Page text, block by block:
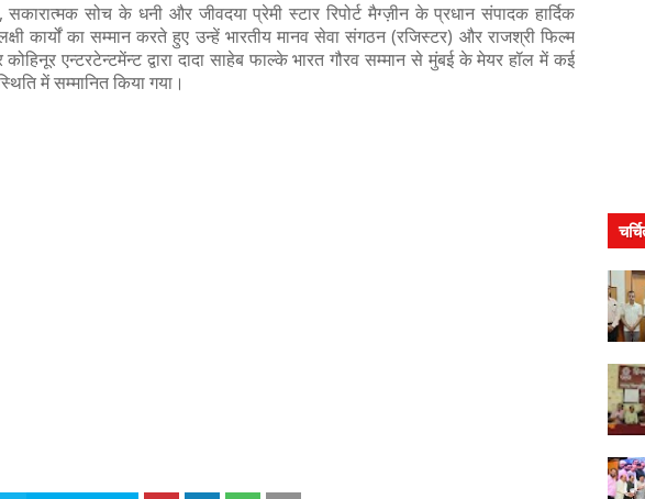
सोच के धनी और जीवदया प्रेमी स्टार रिपोर्ट मैग्ज़ीन के प्रधान संपादक हार्दिक
कार्यों का सम्मान करते हुए उन्हें भारतीय मानव सेवा संगठन (रजिस्टर) और राजश्री फिल्म
एन्टरटेन्टमेंन्ट द्वारा दादा साहेब फाल्के भारत गौरव सम्मान से मुंबई के मेयर हॉल में कई
में सम्मानित किया गया।